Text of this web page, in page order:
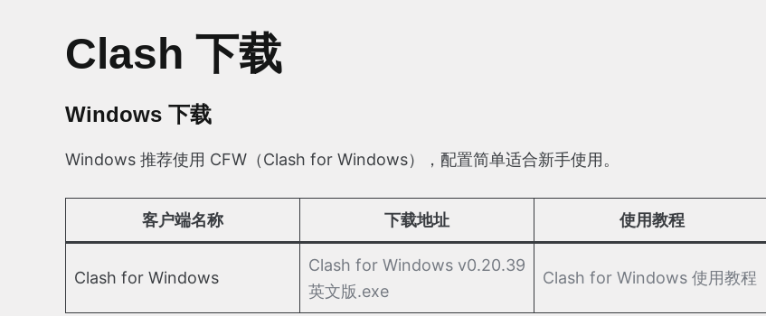
Clash 下载
Windows 下载
Windows 推荐使用 CFW（Clash for Windows），配置简单适合新手使用。
客户端名称 下载地址 使用教程
Clash for Windows
Clash for Windows v0.20.39
英文版.exe
Clash for Windows 使用教程